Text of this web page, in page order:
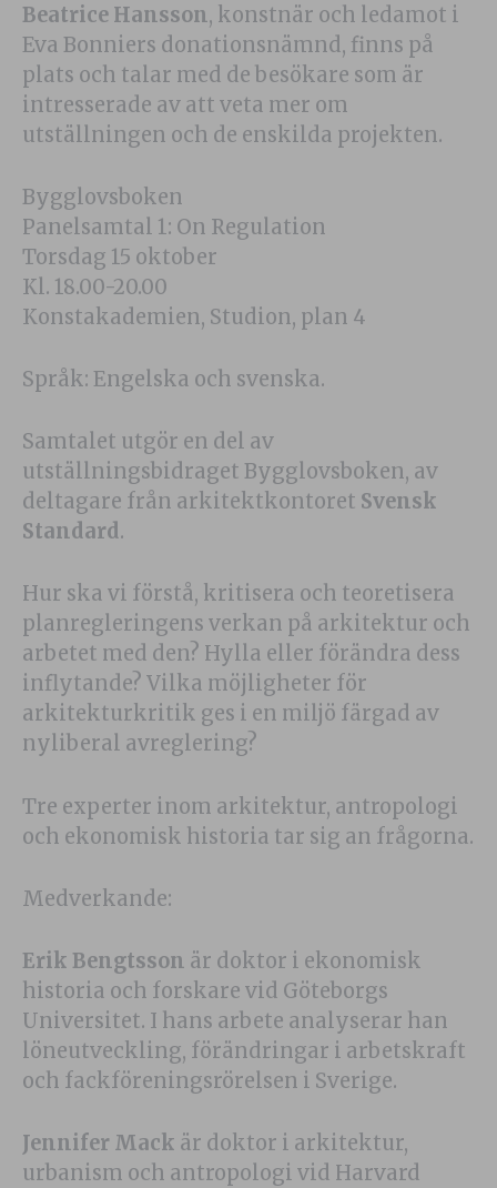
Beatrice Hansson, konstnär och ledamot i
Eva Bonniers donationsnämnd, finns på
plats och talar med de besökare som är
intresserade av att veta mer om
utställningen och de enskilda projekten.
Bygglovsboken
Panelsamtal 1: On Regulation
Torsdag 15 oktober
Kl. 18.00-20.00
Konstakademien, Studion, plan 4
Språk: Engelska och svenska.
Samtalet utgör en del av
utställningsbidraget Bygglovsboken, av
deltagare från arkitektkontoret Svensk
Standard.
Hur ska vi förstå, kritisera och teoretisera
planregleringens verkan på arkitektur och
arbetet med den? Hylla eller förändra dess
inflytande? Vilka möjligheter för
arkitekturkritik ges i en miljö färgad av
nyliberal avreglering?
Tre experter inom arkitektur, antropologi
och ekonomisk historia tar sig an frågorna.
Medverkande:
Erik Bengtsson är doktor i ekonomisk
historia och forskare vid Göteborgs
Universitet. I hans arbete analyserar han
löneutveckling, förändringar i arbetskraft
och fackföreningsrörelsen i Sverige.
Jennifer Mack är doktor i arkitektur,
urbanism och antropologi vid Harvard